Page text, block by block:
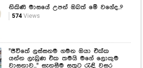
යන්න ලැබුණ එක තමයි මගේ ලොකුම
වාසනාව..." සැනසීම සතුට රැඳි වසර
ගණනක මතකයත් එක්ක රොෂාන් තවත්
Latest Hiru Videos